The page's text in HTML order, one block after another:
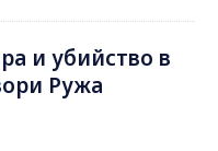
и убийство в
Ружа